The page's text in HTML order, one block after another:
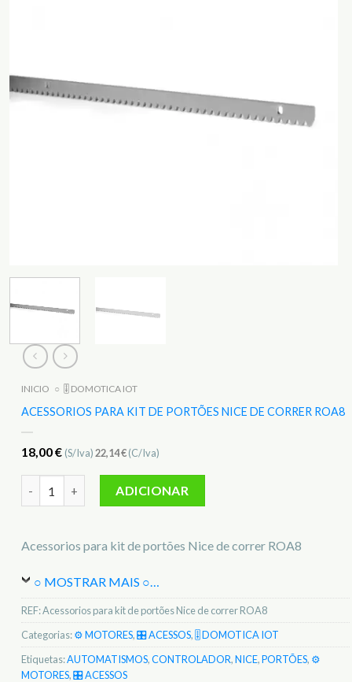
INICIO ○ 🎚️ DOMOTICA IOT
ACESSORIOS PARA KIT DE PORTÕES NICE DE CORRER ROA8
18,00€ (S/Iva)22,14€(C/Iva)
ADICIONAR
Acessorios para kit de portões Nice de correr ROA8
○ MOSTRAR MAIS ○…
REF:Acessorios para kit de portões Nice de correr ROA8
Categorias:⚙️ MOTORES,🎛️ ACESSOS, 🎚️ DOMOTICA IOT
Etiquetas:AUTOMATISMOS,CONTROLADOR,NICE,PORTÕES, ⚙️
MOTORES,🎛️ ACESSOS